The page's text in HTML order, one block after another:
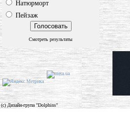
Натюрморт
Пейзаж
Смотреть результаты
(c) Дизайн-група "Dolphins"